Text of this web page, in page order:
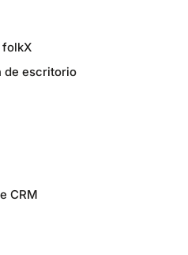
folkX
de escritorio
CRM